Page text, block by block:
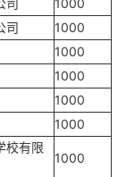
司
1000
司
1000
1000
1000
1000
1000
校有限
1000